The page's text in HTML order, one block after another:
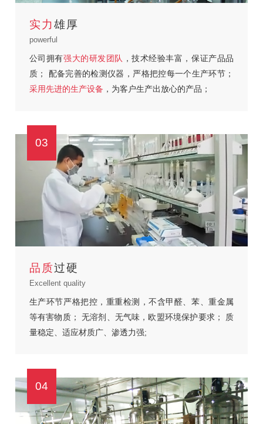
实力 雄厚
powerful
公司拥有强大的研发团队 ，技术经验丰富，保证产品品
质；
配备完善的检测仪器，严格把控每一个生产环节；
采用先进的生产设备 ，为客户生产出放心的产品；
03
品质过硬
Excellent quality
生产环节严格把控，重重检测，不含甲醛、苯、重金属
等有害物质；
无溶剂、无气味，欧盟环境保护要求；
质
量稳定、适应材质广、渗透力强;
04